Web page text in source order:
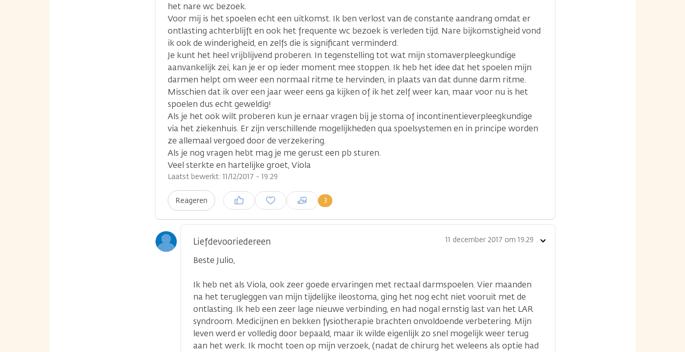
het nare wc bezoek.
Voor mij is het spoelen echt een uitkomst. Ik ben verlost van de constante aandrang omdat er
ontlasting achterblijft en ook het frequente wc bezoek is verleden tijd. Nare bijkomstigheid vond
ik ook de winderigheid, en zelfs die is significant verminderd.
Je kunt het heel vrijblijvend proberen. In tegenstelling tot wat mijn stomaverpleegkundige
aanvankelijk zei, kan je er op ieder moment mee stoppen. Ik heb het idee dat het spoelen mijn
darmen helpt om weer een normaal ritme te hervinden, in plaats van dat dunne darm ritme.
Misschien dat ik over een jaar weer eens ga kijken of ik het zelf weer kan, maar voor nu is het
spoelen dus echt geweldig!
Als je het ook wilt proberen kun je ernaar vragen bij je stoma of incontinentieverpleegkundige
via het ziekenhuis. Er zijn verschillende mogelijkheden qua spoelsystemen en in principe worden
ze allemaal vergoed door de verzekering.
Als je nog vragen hebt mag je me gerust een pb sturen.
Veel sterkte en hartelijke groet, Viola
Laatst bewerkt: 11/12/2017 - 19:29
Reageren 3
Inloggen om een reactie te
plaatsen
Liefdevooriedereen 11 december 2017 om 19.29
Beste Julio,
Ik heb net als Viola, ook zeer goede ervaringen met rectaal darmspoelen. Vier maanden
na het terugleggen van mijn tijdelijke ileostoma, ging het nog echt niet vooruit met de
ontlasting. Ik heb een zeer lage nieuwe verbinding, en had nogal ernstig last van het LAR
syndroom. Medicijnen en bekken fysiotherapie brachten onvoldoende verbetering. Mijn
leven werd er volledig door bepaald, maar ik wilde eigenlijk zo snel mogelijk weer terug
aan het werk. Ik mocht toen op mijn verzoek, (nadat de chirurg het weleens als optie had
Toon